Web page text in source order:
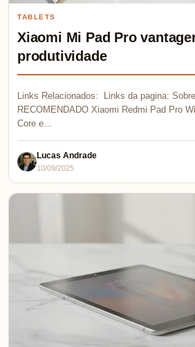
TABLETS
Xiaomi Mi Pad Pro
produtividade
Links Relacionados: Links da pagina:
RECOMENDADO Xiaomi Redmi Pad Pro
Core e…
Lucas Andrade
10/09/2025